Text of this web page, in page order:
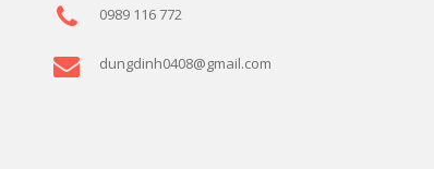
0989 116 772
dungdinh0408@gmail.com